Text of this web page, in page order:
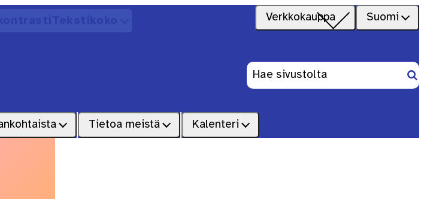
Verkkokauppa Suomi
Tietoa meistä Kalenteri
Haku: